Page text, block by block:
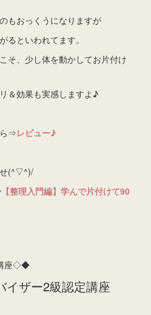
もおっくうになりますが
るといわれてます。
そ、少し体を動かしてお片付け
＆効果も実感しますよ♪
ら⇒レビュー♪
せ(^▽^)/
【整理入門編】学んで片付けて90
座◇◆
ザー2級認定講座